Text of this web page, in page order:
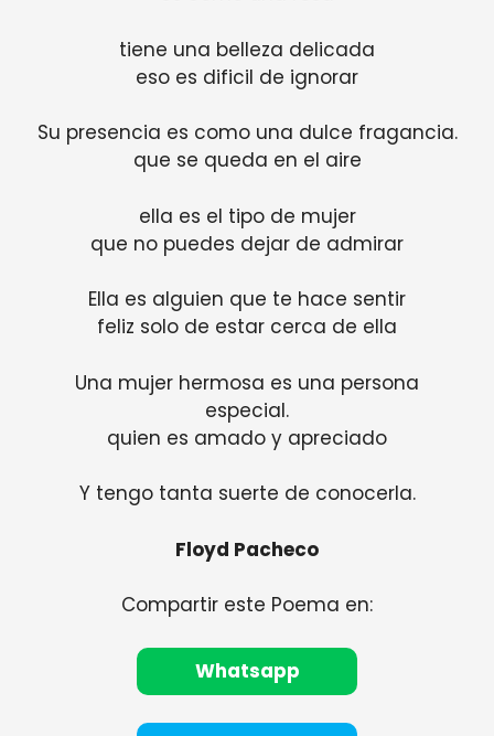
tiene una belleza delicada
eso es dificil de ignorar
Su presencia es como una dulce fragancia.
que se queda en el aire
ella es el tipo de mujer
que no puedes dejar de admirar
Ella es alguien que te hace sentir
feliz solo de estar cerca de ella
Una mujer hermosa es una persona
especial.
quien es amado y apreciado
Y tengo tanta suerte de conocerla.
Floyd Pacheco
Compartir este Poema en:
Whatsapp